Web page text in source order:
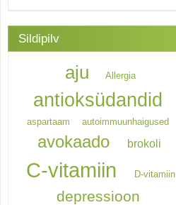
Sildipilv
aju Allergia
antioksüdandid
aspartaam autoimmuunhaigused
avokaado brokoli
C-vitamiin D-vitamiin
depressioon